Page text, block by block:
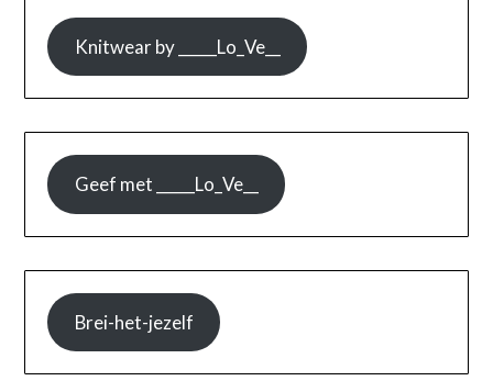
Knitwear by _____Lo_Ve__
Geef met _____Lo_Ve__
Brei-het-jezelf